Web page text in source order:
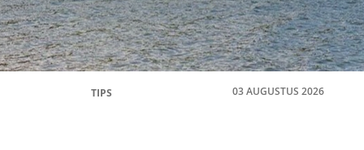
TIPS 03 AUGUSTUS 2026